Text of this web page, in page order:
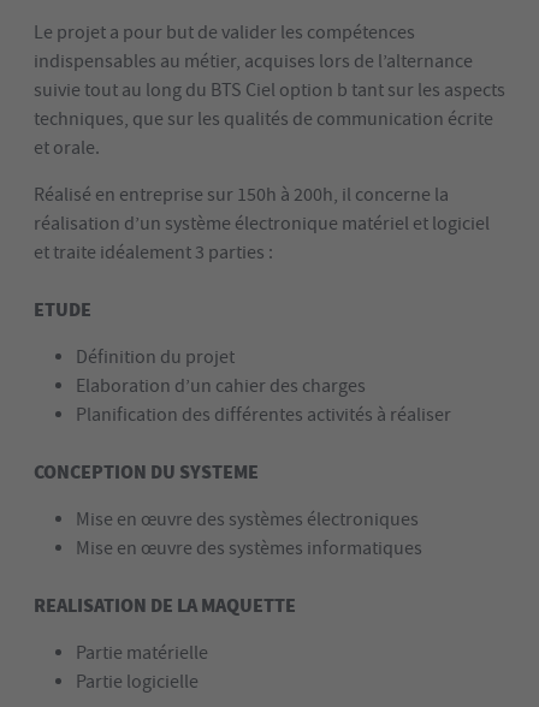
Le projet a pour but de valider les compétences
indispensables au métier, acquises lors de l’alternance
suivie tout au long du BTS Ciel option b tant sur les aspects
techniques, que sur les qualités de communication écrite
et orale.
Réalisé en entreprise sur 150h à 200h, il concerne la
réalisation d’un système électronique matériel et logiciel
et traite idéalement 3 parties :
ETUDE
Définition du projet
Elaboration d’un cahier des charges
Planification des différentes activités à réaliser
CONCEPTION DU SYSTEME
Mise en œuvre des systèmes électroniques
Mise en œuvre des systèmes informatiques
REALISATION DE LA MAQUETTE
Partie matérielle
Partie logicielle